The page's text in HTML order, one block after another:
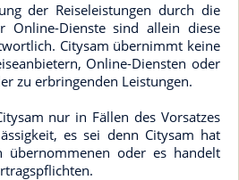
der Reiseleistungen durch die
Online-Dienste sind allein diese
Citysam übernimmt keine
Online-Diensten oder
zu erbringenden Leistungen.
nur in Fällen des Vorsatzes
es sei denn Citysam hat
übernommenen oder es handelt